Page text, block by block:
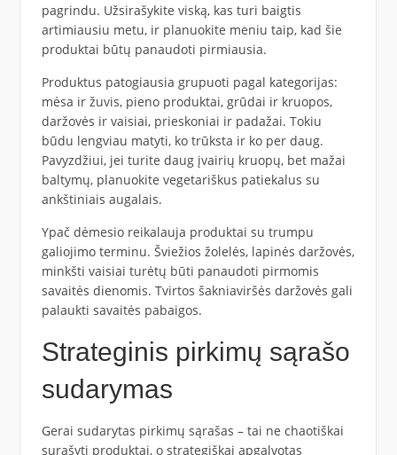
pagrindu. Užsirašykite viską, kas turi baigtis
artimiausiu metu, ir planuokite meniu taip, kad šie
produktai būtų panaudoti pirmiausia.
Produktus patogiausia grupuoti pagal kategorijas:
mėsa ir žuvis, pieno produktai, grūdai ir kruopos,
daržovės ir vaisiai, prieskoniai ir padažai. Tokiu
būdu lengviau matyti, ko trūksta ir ko per daug.
Pavyzdžiui, jei turite daug įvairių kruopų, bet mažai
baltymų, planuokite vegetariškus patiekalus su
ankštiniais augalais.
Ypač dėmesio reikalauja produktai su trumpu
galiojimo terminu. Šviežios žolelės, lapinės daržovės,
minkšti vaisiai turėtų būti panaudoti pirmomis
savaitės dienomis. Tvirtos šakniaviršės daržovės gali
palaukti savaitės pabaigos.
Strateginis pirkimų sąrašo
sudarymas
Gerai sudarytas pirkimų sąrašas – tai ne chaotiškai
surašyti produktai, o strategiškai apgalvotas